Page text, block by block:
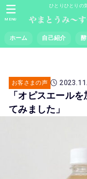
ひとりひとりの
ホーム 自己紹介
MENU
お客さまの声
「オピスエール
てみました」